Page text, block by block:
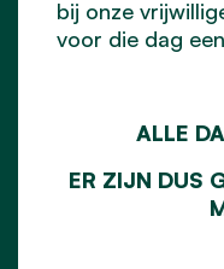
bij onze
voor die dag
ALLE
ER ZIJN DUS